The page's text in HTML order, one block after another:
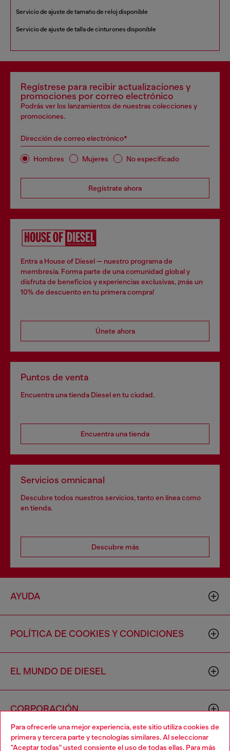
Para ofrecerle una mejor experiencia, este sitio utiliza cookies de
primera y tercera parte y tecnologías similares. Al seleccionar
"Aceptar todas" usted consiente el uso de todas ellas. Para más
Servicio de ajuste de tamaño de reloj disponible
Servicio de ajuste de talla de cinturones disponible
Regístrese para recibir actualizaciones y
promociones por correo electrónico
Podrás ver los lanzamientos de nuestras colecciones y
promociones.
Dirección de correo electrónico*
Hombres Mujeres No especificado
Regístrate ahora
Entra a House of Diesel — nuestro programa de
membresía. Forma parte de una comunidad global y
disfruta de beneficios y experiencias exclusivas, ¡más un
10% de descuento en tu primera compra!
Únete ahora
Puntos de venta
Encuentra una tienda Diesel en tu ciudad.
Encuentra una tienda
Servicios omnicanal
Descubre todos nuestros servicios, tanto en línea como
en tienda.
Descubre más
AYUDA
POLÍTICA DE COOKIES Y CONDICIONES
EL MUNDO DE DIESEL
CORPORACIÓN